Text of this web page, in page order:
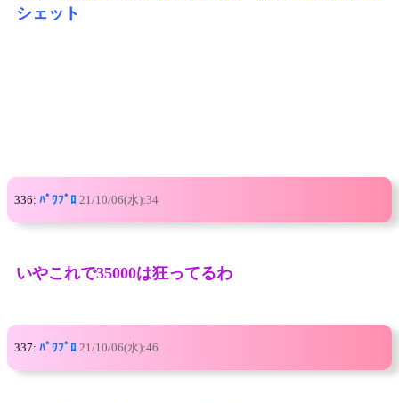
シェット
336: ﾊﾟﾜﾌﾟﾛ 21/10/06(水):34
いやこれで35000は狂ってるわ
337: ﾊﾟﾜﾌﾟﾛ 21/10/06(水):46